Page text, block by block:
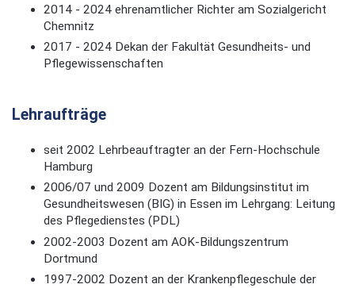
2014 - 2024 ehrenamtlicher Richter am Sozialgericht
Chemnitz
2017 - 2024 Dekan der Fakultät Gesundheits- und
Pflegewissenschaften
Lehraufträge
seit 2002 Lehrbeauftragter an der Fern-Hochschule
Hamburg
2006/07 und 2009 Dozent am Bildungsinstitut im
Gesundheitswesen (BIG) in Essen im Lehrgang: Leitung
des Pflegedienstes (PDL)
2002-2003 Dozent am AOK-Bildungszentrum
Dortmund
1997-2002 Dozent an der Krankenpflegeschule der